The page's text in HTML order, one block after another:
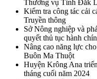
Thường vụ Tỉnh Đắk
Kiểm tra công tác cải
Truyền thông
Sở Nông nghiệp và
quyết thủ tục hành
Nâng cao năng lực
Buôn Ma Thuột
Huyện Krông Ana
tháng cuối năm 2024